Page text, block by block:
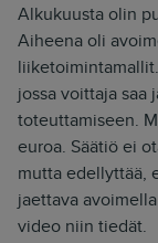
Alkukuusta olin
Aiheena oli
jossa voittaja saa
toteuttamiseen.
euroa. Säätiö ei
mutta edellyttää,
jaettava
video niin tiedät.